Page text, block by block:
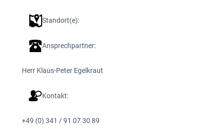
Standort(e):
Ansprechpartner:
Herr Klaus-Peter Egelkraut
Kontakt:
+49 (0) 341 / 91 07 30 89